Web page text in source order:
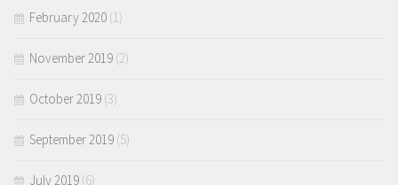
February 2020 (1)
November 2019 (2)
October 2019 (3)
September 2019 (5)
July 2019 (6)